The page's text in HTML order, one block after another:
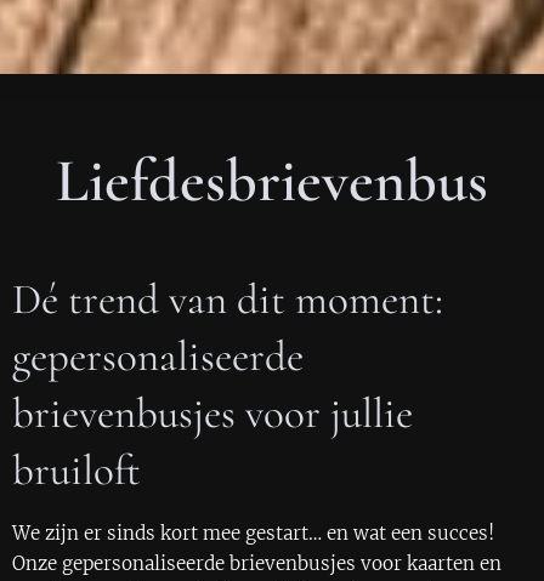
Liefdesbrievenbus
Dé trend van dit moment:
gepersonaliseerde
brievenbusjes voor jullie
bruiloft 💌
We zijn er sinds kort mee gestart… en wat een succes!
Onze gepersonaliseerde brievenbusjes voor kaarten en